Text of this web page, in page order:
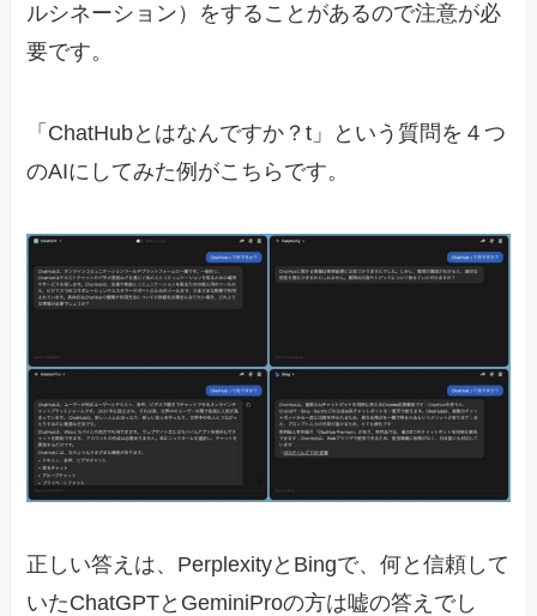
ルシネーション）をすることがあるので注意が必
要です。
「ChatHubとはなんですか？t」という質問を４つ
のAIにしてみた例がこちらです。
正しい答えは、PerplexityとBingで、何と信頼して
いたChatGPTとGeminiProの方は嘘の答えでし